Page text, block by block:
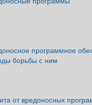
программное
борьбы с ним
от вредоносных